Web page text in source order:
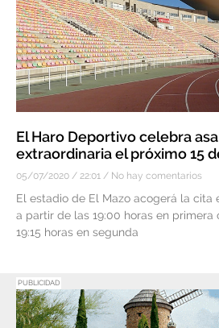
El Haro Deportivo celebra
extraordinaria el próximo 15
05/07/2020 22:01 No hay comentarios
El estadio de El Mazo acogerá la cita
a partir de las 19:00 horas en primera
19:15 horas en segunda
PUBLICIDAD